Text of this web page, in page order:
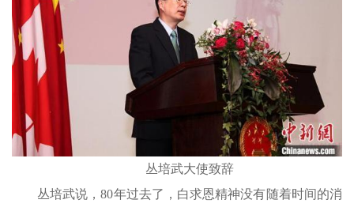
丛培武大使致辞
丛培武说，80年过去了，白求恩精神没有随着时间的消